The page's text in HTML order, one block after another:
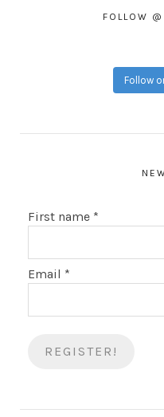
FOLLOW
Follow
First name *
Email *